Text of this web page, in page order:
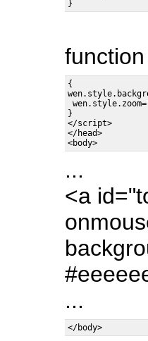
{
}
</script>
</head>
...
<a
...